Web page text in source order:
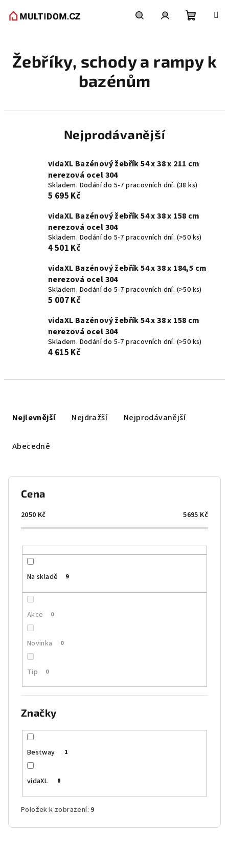
košík
Žebříky, schody a rampy k
bazénům
Nejprodávanější
vidaXL Bazénový žebřík 54 x 38 x 211 cm
nerezová ocel 304
Skladem. Dodání do 5-7 pracovních dní. (38 ks)
5 695 Kč
vidaXL Bazénový žebřík 54 x 38 x 158 cm
nerezová ocel 304
Skladem. Dodání do 5-7 pracovních dní. (>50 ks)
4 501 Kč
vidaXL Bazénový žebřík 54 x 38 x 184,5 cm
nerezová ocel 304
Skladem. Dodání do 5-7 pracovních dní. (>50 ks)
5 007 Kč
vidaXL Bazénový žebřík 54 x 38 x 158 cm
nerezová ocel 304
Skladem. Dodání do 5-7 pracovních dní. (>50 ks)
4 615 Kč
Nejlevnější Nejdražší Nejprodávanější
Abecedně
Cena
2050 Kč 5695 Kč
Na skladě 9
Akce 0
Novinka 0
Tip 0
Značky
Bestway 1
vidaXL 8
Položek k zobrazení: 9